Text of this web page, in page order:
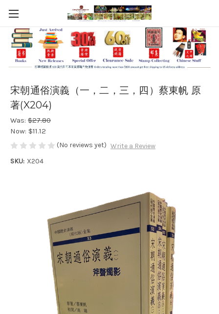
宋朝通俗演義（一，二，三，四）蔡東帆 原
著(X204)
Was: $27.80
Now: $11.12
(No reviews yet) Write a Review
SKU: X204